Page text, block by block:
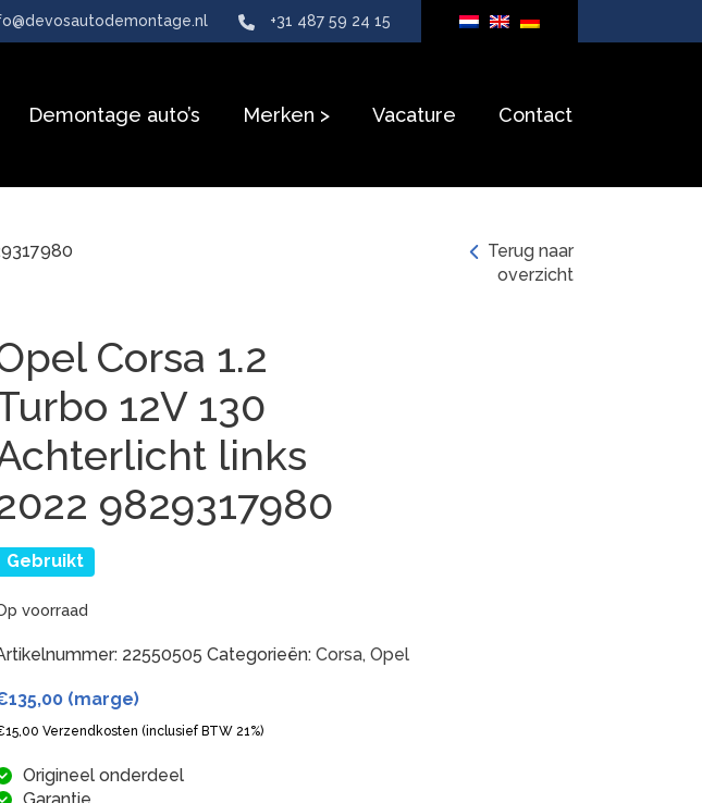
+31 487 59 24 15
Demontage auto’s Merken Vacature Contact
Corsa 1.2
12V 130
links
9829317980
Gebruikt
Terug naar
overzicht
voorraad
22550505 Categorieën:Corsa,Opel
135,00 (marge)
15,00 Verzendkosten (inclusief BTW 21%)
Origineel onderdeel
Garantie